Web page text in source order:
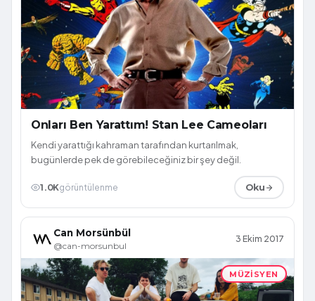
Onları Ben Yarattım! Stan Lee Cameoları
Kendi yarattığı kahraman tarafından kurtarılmak,
bugünlerde pek de görebileceğiniz bir şey değil.
1.0Kgörüntülenme Oku
Can Morsünbül
@can-morsunbul
3 Ekim 2017
MÜZISYEN